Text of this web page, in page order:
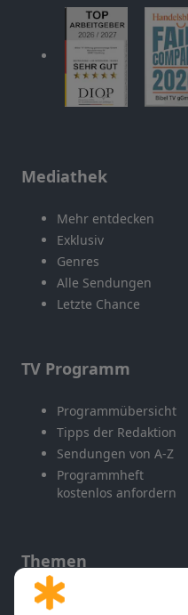
Mediathek
Mehr entdecken
Exklusiv
Genres
Alle Sendungen
Letzte Chance
TV Programm
Programmübersicht
Tipps der Redaktion
Sendungen von A-Z
Programmheft
kostenlos anfordern
Themen
Gott und Bibel erklärt